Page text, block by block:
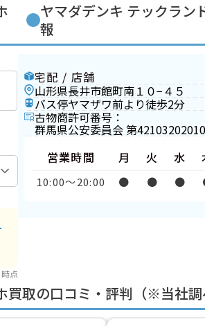
点
ヤマダデンキ テックラン
報
宅配 / 店舗
山形県長井市館町南１０−４５
バス停ヤマザワ前より徒歩2分
古物商許可番号：
群馬県公安委員会 第
営業時間
10:00〜20:00
月
●
火
●
水
●
取の口コミ・評判（※当社調